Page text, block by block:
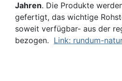
Jahren. Die Produkte
gefertigt, das wichtige
soweit verfügbar- aus der
bezogen. Link: rundum-